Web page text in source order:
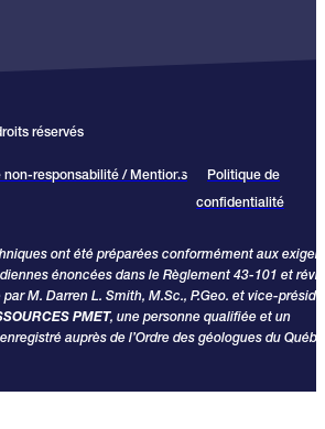
réservés
non-responsabilité / Mentions
Politique de
confidentialité
ont été préparées conformément aux
énoncées dans le Règlement 43-101 et
M. Darren L. Smith, M.Sc., P.Geo. et vice-
PMET, une personne qualifiée et un
auprès de l’Ordre des géologues du